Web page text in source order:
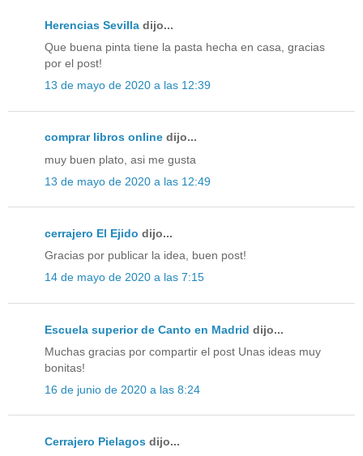
Herencias Sevilla dijo...
Que buena pinta tiene la pasta hecha en casa, gracias
por el post!
13 de mayo de 2020 a las 12:39
comprar libros online dijo...
muy buen plato, asi me gusta
13 de mayo de 2020 a las 12:49
cerrajero El Ejido dijo...
Gracias por publicar la idea, buen post!
14 de mayo de 2020 a las 7:15
Escuela superior de Canto en Madrid dijo...
Muchas gracias por compartir el post Unas ideas muy
bonitas!
16 de junio de 2020 a las 8:24
Cerrajero Pielagos dijo...